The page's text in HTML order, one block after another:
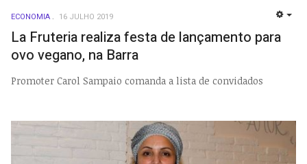
ECONOMIA 16 JULHO 2019
La Fruteria realiza festa de lançamento para
ovo vegano, na Barra
Promoter Carol Sampaio comanda a lista de convidados